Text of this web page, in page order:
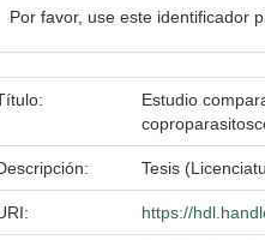
Por favor, use este identificador
Estudio
Tesis
https://